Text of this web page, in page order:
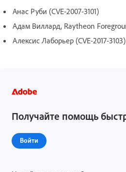
Анас Руби (CVE-2007-3101)
Адам Виллард, Raytheon
Алексис Лаборьер (CVE-2017-3103)
Получайте помощь
Войти